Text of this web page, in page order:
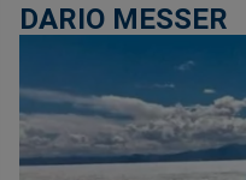
DARIO MESSER